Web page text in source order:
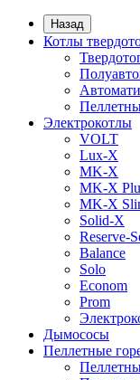
Назад
Котлы
Электрокотлы
VOLT
Lux-X
MK-X
MK-X
MK-X
Solid-X
Reserve-
Balance
Solo
Econom
Prom
Дымососы
Пеллетные